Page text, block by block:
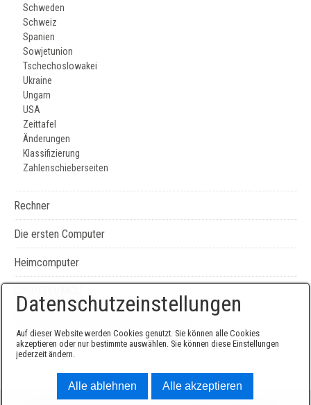
Schweden
Schweiz
Spanien
Sowjetunion
Tschechoslowakei
Ukraine
Ungarn
USA
Zeittafel
Änderungen
Klassifizierung
Zahlenschieberseiten
Rechner
Die ersten Computer
Heimcomputer
Datenschutzeinstellungen
Auf dieser Website werden Cookies genutzt. Sie können alle Cookies
akzeptieren oder nur bestimmte auswählen. Sie können diese Einstellungen
jederzeit ändern.
Alle ablehnen Alle akzeptieren